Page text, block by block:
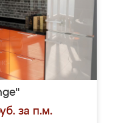
за п.м.